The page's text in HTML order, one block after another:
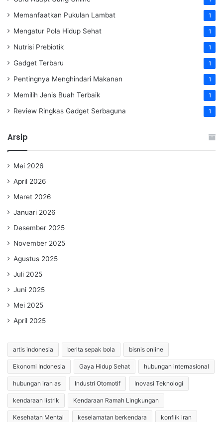
Memanfaatkan Pukulan Lambat 1
Mengatur Pola Hidup Sehat 1
Nutrisi Prebiotik 1
Gadget Terbaru 1
Pentingnya Menghindari Makanan 1
Memilih Jenis Buah Terbaik 1
Review Ringkas Gadget Serbaguna 1
Arsip
Mei 2026
April 2026
Maret 2026
Januari 2026
Desember 2025
November 2025
Agustus 2025
Juli 2025
Juni 2025
Mei 2025
April 2025
artis indonesia berita sepak bola bisnis online
Ekonomi Indonesia Gaya Hidup Sehat hubungan internasional
hubungan iran as Industri Otomotif Inovasi Teknologi
kendaraan listrik Kendaraan Ramah Lingkungan
Kesehatan Mental keselamatan berkendara konflik iran